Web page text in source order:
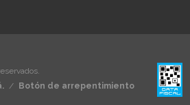
/ Botón de arrepentimiento